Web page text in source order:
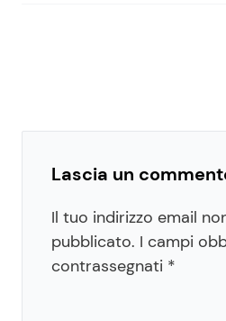
Lascia un
Il tuo indirizzo email
pubblicato. I campi
contrassegnati *